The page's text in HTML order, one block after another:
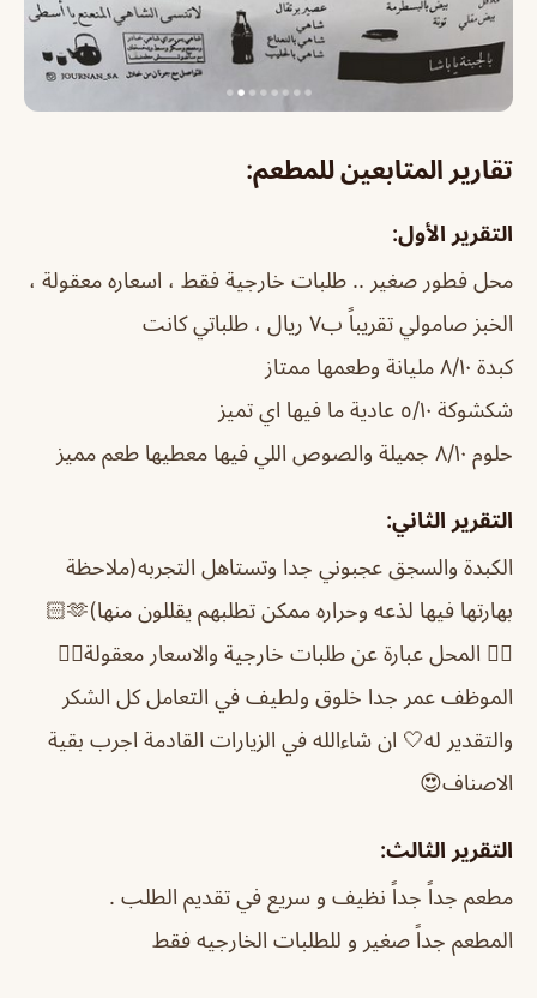
تقارير المتابعين للمطعم:
التقرير الأول:
محل فطور صغير .. طلبات خارجية فقط ، اسعاره معقولة ،
الخبز صامولي تقريباً ب٧ ريال ، طلباتي كانت
كبدة ٨/١٠ مليانة وطعمها ممتاز
شكشوكة ٥/١٠ عادية ما فيها اي تميز
حلوم ٨/١٠ جميلة والصوص اللي فيها معطيها طعم مميز
التقرير الثاني:
الكبدة والسجق عجبوني جدا وتستاهل التجربه(ملاحظة
بهارتها فيها لذعه وحراره ممكن تطلبهم يقللون منها)🫶🏻
👌🏻 المحل عبارة عن طلبات خارجية والاسعار معقولة👍🏻
الموظف عمر جدا خلوق ولطيف في التعامل كل الشكر
والتقدير له🤍 ان شاءالله في الزيارات القادمة اجرب بقية
الاصناف😍
التقرير الثالث:
مطعم جداً جداً نظيف و سريع في تقديم الطلب .
المطعم جداً صغير و للطلبات الخارجيه فقط